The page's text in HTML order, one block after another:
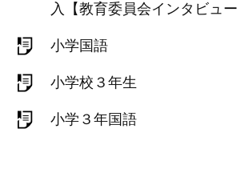
入【教育委員会インタビュー
小学国語
小学校３年生
小学３年国語